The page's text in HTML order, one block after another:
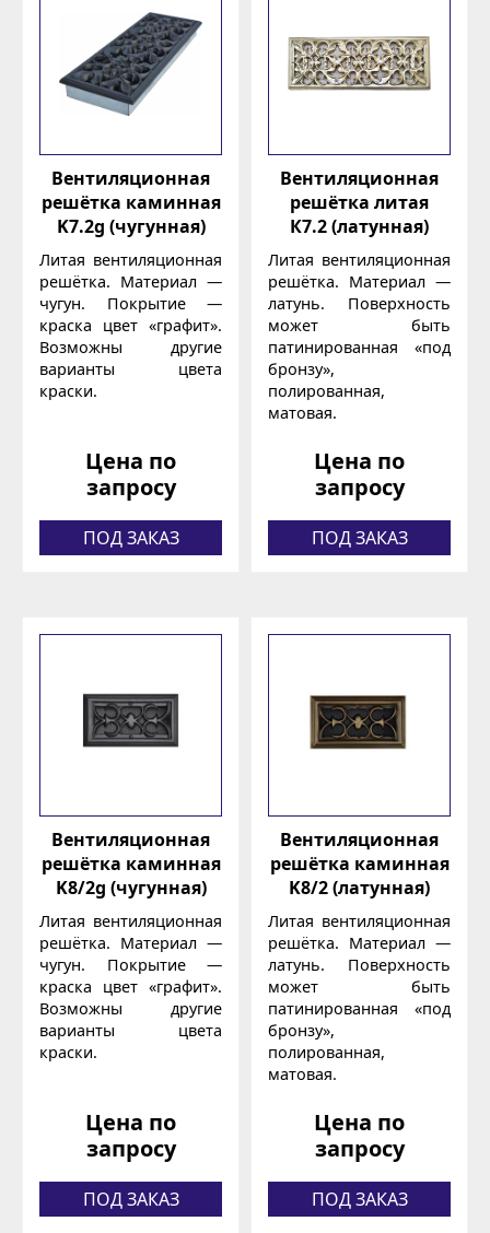
Вентиляционная
решётка каминная
K7.2g (чугунная)
Литая вентиляционная
решётка. Материал —
чугун. Покрытие —
краска цвет «графит».
Возможны другие
варианты цвета
краски.
Цена по
запросу
ПОД ЗАКАЗ
Вентиляционная
решётка литая
К7.2 (латунная)
Литая вентиляционная
решётка. Материал —
латунь. Поверхность
может быть
патинированная «под
бронзу»,
полированная,
матовая.
Цена по
запросу
ПОД ЗАКАЗ
Вентиляционная
решётка каминная
K8/2g (чугунная)
Литая вентиляционная
решётка. Материал —
чугун. Покрытие —
краска цвет «графит».
Возможны другие
варианты цвета
краски.
Цена по
запросу
ПОД ЗАКАЗ
Вентиляционная
решётка каминная
K8/2 (латунная)
Литая вентиляционная
решётка. Материал —
латунь. Поверхность
может быть
патинированная «под
бронзу»,
полированная,
матовая.
Цена по
запросу
ПОД ЗАКАЗ